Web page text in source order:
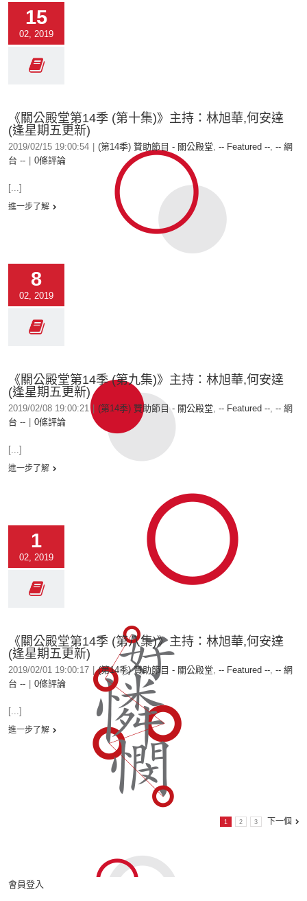
15
02, 2019
《關公殿堂第14季 (第十集)》主持：林旭華,何安達
(逢星期五更新)
2019/02/15 19:00:54 (第14季) 贊助節目 - 關公殿堂, -- Featured --, -- 網
台 --
0條評論
[...]
進一步了解
8
02, 2019
《關公殿堂第14季 (第九集)》主持：林旭華,何安達
(逢星期五更新)
2019/02/08 19:00:21 (第14季) 贊助節目 - 關公殿堂, -- Featured --, -- 網
台 --
0條評論
[...]
進一步了解
1
02, 2019
《關公殿堂第14季 (第八集)》主持：林旭華,何安達
(逢星期五更新)
2019/02/01 19:00:17 (第14季) 贊助節目 - 關公殿堂, -- Featured --, -- 網
台 --
0條評論
[...]
進一步了解
1 2 3 下一個
會員登入